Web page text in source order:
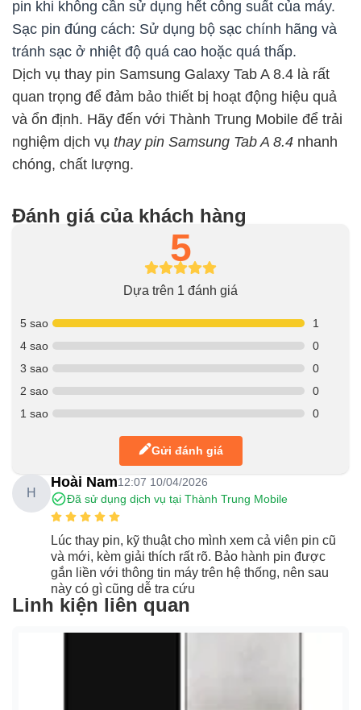
pin khi không cần sử dụng hết công suất của máy.
Sạc pin đúng cách: Sử dụng bộ sạc chính hãng và
tránh sạc ở nhiệt độ quá cao hoặc quá thấp.
Dịch vụ thay pin Samsung Galaxy Tab A 8.4 là rất
quan trọng để đảm bảo thiết bị hoạt động hiệu quả
và ổn định. Hãy đến với Thành Trung Mobile để trải
nghiệm dịch vụ thay pin Samsung Tab A 8.4 nhanh
chóng, chất lượng.
Đánh giá của khách hàng
5
Dựa trên 1 đánh giá
5 sao
1
4 sao
0
3 sao
0
2 sao
0
1 sao
0
Gửi đánh giá
H
Hoài Nam12:07 10/04/2026
Đã sử dụng dịch vụ tại Thành Trung Mobile
Lúc thay pin, kỹ thuật cho mình xem cả viên pin cũ
và mới, kèm giải thích rất rõ. Bảo hành pin được
gắn liền với thông tin máy trên hệ thống, nên sau
này có gì cũng dễ tra cứu
Linh kiện liên quan